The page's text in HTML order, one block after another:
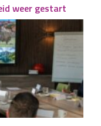
weer gestart